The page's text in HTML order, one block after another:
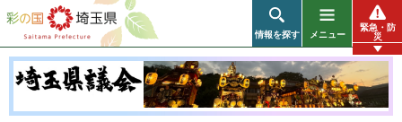
彩の国 埼玉県
情報を探す メニュー
緊急・防
災